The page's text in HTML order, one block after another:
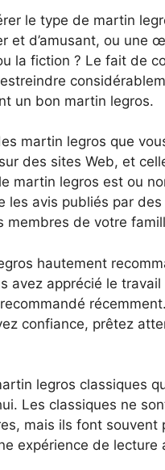
le type de martin
et d’amusant, ou une
la fiction ? Le fait de
un bon martin legros.
martin legros que
des sites Web, et
martin legros est ou
les avis publiés par
membres de votre
hautement
avez apprécié le
confiance, prêtez
legros classiques
Les classiques ne
mais ils font
expérience de lecture